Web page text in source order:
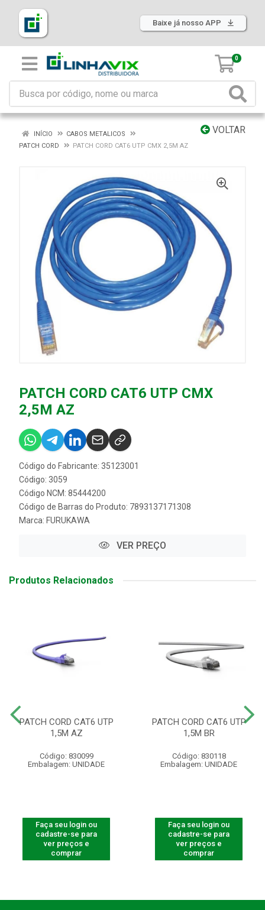
Baixe já nosso APP
0
VOLTAR
INÍCIO
CABOS METALICOS
PATCH CORD
PATCH CORD CAT6 UTP CMX 2,5M AZ
PATCH CORD CAT6 UTP CMX
2,5M AZ
Código do Fabricante: 35123001
Código: 3059
Código NCM: 85444200
Código de Barras do Produto: 7893137171308
Marca: FURUKAWA
VER PREÇO
Produtos Relacionados
PATCH CORD CAT6 UTP
1,5M AZ
Código: 830099
Embalagem: UNIDADE
Faça seu login ou
cadastre-se para
ver preços e
comprar
PATCH CORD CAT6 UTP
1,5M BR
Código: 830118
Embalagem: UNIDADE
Faça seu login ou
cadastre-se para
ver preços e
comprar